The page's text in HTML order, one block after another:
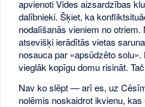
apvienoti Vides aizsardzības
dalībnieki. Šķiet, ka
nodalīšanās vieniem no otriem.
atsevišķi ierādītās vietas
nosauca par «apsūdzēto
vieglāk kopīgu domu risināt.
Nav ko slēpt — arī es, uz
nolēmis noskaidrot ikvienu,